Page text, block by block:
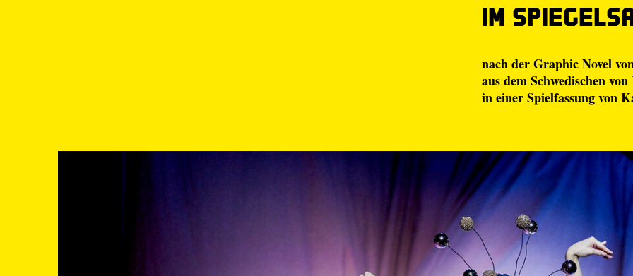
Im
nach der Graphic Novel
aus dem Schwedischen
in einer Spielfassung von